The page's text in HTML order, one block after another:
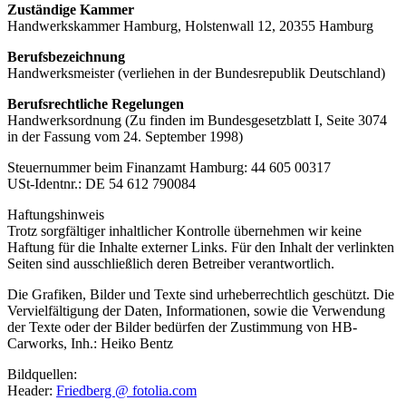
Zuständige Kammer
Handwerkskammer Hamburg, Holstenwall 12, 20355 Hamburg
Berufsbezeichnung
Handwerksmeister (verliehen in der Bundesrepublik Deutschland)
Berufsrechtliche Regelungen
Handwerksordnung (Zu finden im Bundesgesetzblatt I, Seite 3074
in der Fassung vom 24. September 1998)
Steuernummer beim Finanzamt Hamburg: 44 605 00317
USt-Identnr.: DE 54 612 790084
Haftungshinweis
Trotz sorgfältiger inhaltlicher Kontrolle übernehmen wir keine
Haftung für die Inhalte externer Links. Für den Inhalt der verlinkten
Seiten sind ausschließlich deren Betreiber verantwortlich.
Die Grafiken, Bilder und Texte sind urheberrechtlich geschützt. Die
Vervielfältigung der Daten, Informationen, sowie die Verwendung
der Texte oder der Bilder bedürfen der Zustimmung von HB-
Carworks, Inh.: Heiko Bentz
Bildquellen:
Header: Friedberg @ fotolia.com